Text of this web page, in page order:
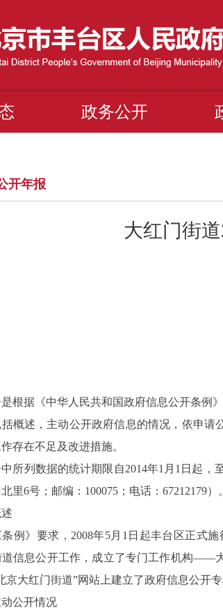
政务公开
开年报
大红门街
根据《中华人民共和国政府信息公开条例
概述，主动公开政府信息的情况，依申
存在不足及改进措施。
所列数据的统计期限自2014年1月1日起
里6号；邮编：100075；电话：67212179）。
例》要求，2008年5月1日起丰台区正式
信息公开工作，成立了专门工作机构——
京大红门街道”网站上建立了政府信息公开
公开情况